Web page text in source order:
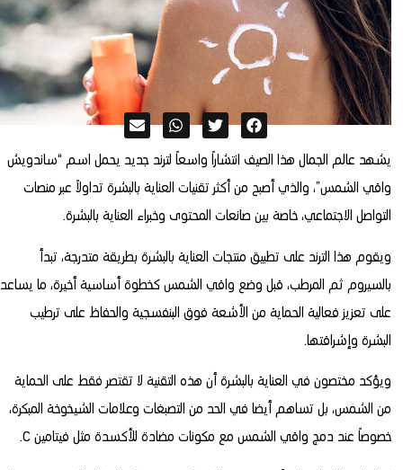
يشهد عالم الجمال هذا الصيف انتشاراً واسعاً لترند جديد يحمل اسم “ساندويش
واقي الشمس”، والذي أصبح من أكثر تقنيات العناية بالبشرة تداولاً عبر منصات
التواصل الاجتماعي، خاصة بين صانعات المحتوى وخبراء العناية بالبشرة.
ويقوم هذا الترند على تطبيق منتجات العناية بالبشرة بطريقة متدرجة، تبدأ
بالسيروم ثم المرطب، قبل وضع واقي الشمس كخطوة أساسية أخيرة، ما يساعد
على تعزيز فعالية الحماية من الأشعة فوق البنفسجية والحفاظ على ترطيب
البشرة وإشراقتها.
ويؤكد مختصون في العناية بالبشرة أن هذه التقنية لا تقتصر فقط على الحماية
من الشمس، بل تساهم أيضا في الحد من التصبغات وعلامات الشيخوخة المبكرة،
خصوصاً عند دمج واقي الشمس مع مكونات مضادة للأكسدة مثل فيتامين C.